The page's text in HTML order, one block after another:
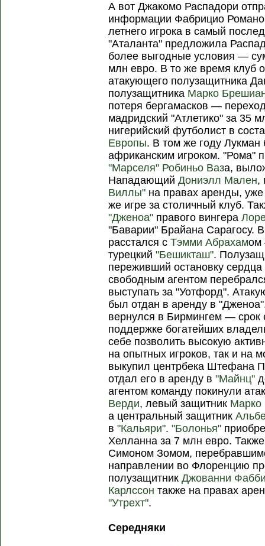
А вот Джакомо Распадори
информации Фабрицио
летнего игрока в самый
"Аталанта" предложила
более выгодные условия —
млн евро. В то же время клуб
атакующего полузащитника
полузащитника Марко
потеря бергамасков —
мадридский "Атлетико" за 35
нигерийский футболист в
Европы. В том же году
африканским игроком. "Рома"
"Марселя" Робиньо Ваза,
НападающийДониэлл Мален,
Виллы" на правах аренды,
же игре за столичный клуб.
"Дженоа" правого вингера
"Баварии" Брайана Сарагосу.
расстался сТэмми Абрахамом
турецкий"Бешикташ".
переживший остановку
свободным агентом
выступать за "Уотфорд".
был отдан в аренду в
вернулся в Бирмингем — срок
поддержке богатейших
себе позволить высокую
на опытных игроков, так и на
выкупил центрбека Штефана
отдал его в аренду в"Майнц"
агентом команду покинули
Верди, левый защитник Марко
а центральный защитник
в"Кальяри"."Болонья"
Хелланна за 7 млн евро.
Симоном Зомом,
направлении во Флоренцию
полузащитникДжованни
Карлссон также на правах
"Утрехт".
Середняки